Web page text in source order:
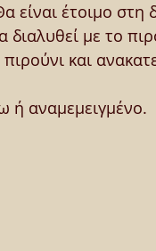
έτοιμο στη
με το
και
ή αναμεμειγμένο.